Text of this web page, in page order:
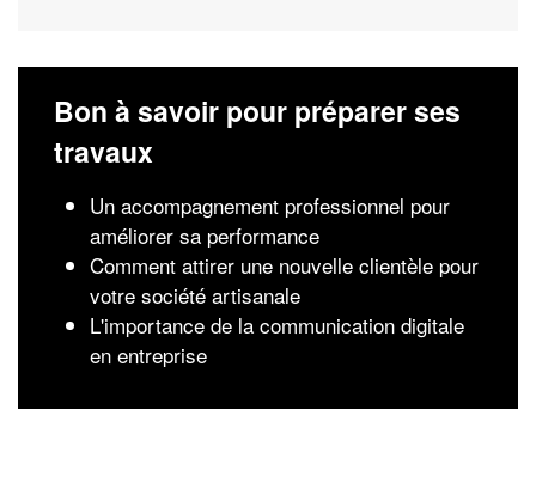
Bon à savoir pour préparer ses
travaux
Un accompagnement professionnel pour
améliorer sa performance
Comment attirer une nouvelle clientèle pour
votre société artisanale
L'importance de la communication digitale
en entreprise